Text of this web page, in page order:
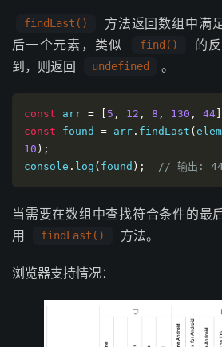
findLast()
方法返回数组中满
后一个元素，类似
find()
的
到，则返回
undefined 。
const arr = 5 , 12 , 8 , 130 , 44
const found = arr . findLast (
10 );
console . log ( found ); // 输出:
当需要在数组中查找符合条件的最
用
findLast() 方法。
浏览器支持情况：